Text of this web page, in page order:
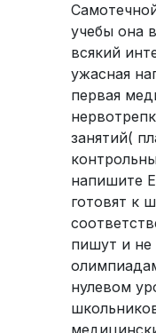
учебы она
всякий
ужасная
первая
занятий(
напишите
готовят к
пишут и
нулевом